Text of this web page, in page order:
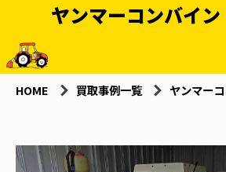
ヤンマーコンバイ
HOME 買取事例一覧 ヤンマー